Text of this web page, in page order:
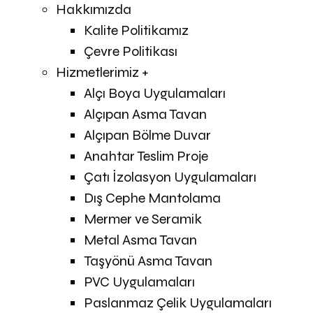
Hakkımızda
Kalite Politikamız
Çevre Politikası
Hizmetlerimiz +
Alçı Boya Uygulamaları
Alçıpan Asma Tavan
Alçıpan Bölme Duvar
Anahtar Teslim Proje
Çatı İzolasyon Uygulamaları
Dış Cephe Mantolama
Mermer ve Seramik
Metal Asma Tavan
Taşyönü Asma Tavan
PVC Uygulamaları
Paslanmaz Çelik Uygulamaları